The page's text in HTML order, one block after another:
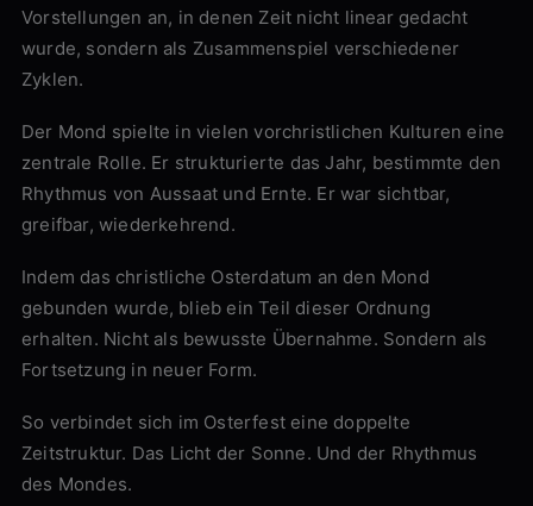
Vorstellungen an, in denen Zeit nicht linear gedacht
wurde, sondern als Zusammenspiel verschiedener
Zyklen.
Der Mond spielte in vielen vorchristlichen Kulturen eine
zentrale Rolle. Er strukturierte das Jahr, bestimmte den
Rhythmus von Aussaat und Ernte. Er war sichtbar,
greifbar, wiederkehrend.
Indem das christliche Osterdatum an den Mond
gebunden wurde, blieb ein Teil dieser Ordnung
erhalten. Nicht als bewusste Übernahme. Sondern als
Fortsetzung in neuer Form.
So verbindet sich im Osterfest eine doppelte
Zeitstruktur. Das Licht der Sonne. Und der Rhythmus
des Mondes.